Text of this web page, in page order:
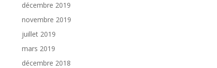
décembre 2019
novembre 2019
juillet 2019
mars 2019
décembre 2018